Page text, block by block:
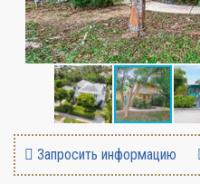
Запросить информацию